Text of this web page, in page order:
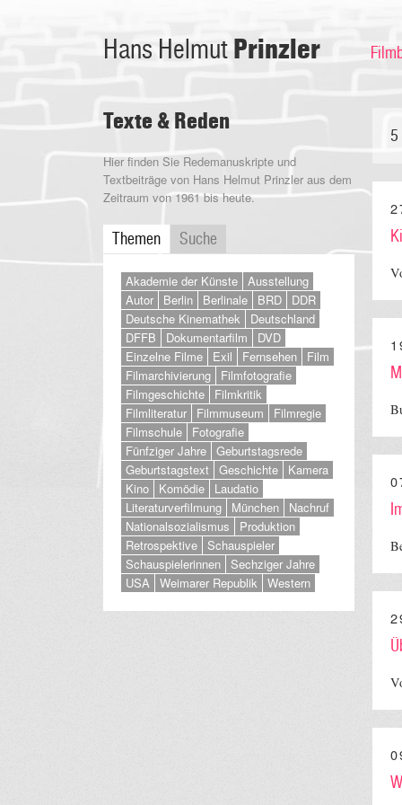
Hans HelmutPrinzler
Texte & Reden
Hier finden Sie Redemanuskripte und
Textbeiträge von Hans Helmut Prinzler aus dem
Zeitraum von 1961 bis heute.
Themen Suche
Akademie der Künste Ausstellung
Autor
Berlin Berlinale BRD
DDR
Deutsche Kinemathek
Deutschland
DFFB
Dokumentarfilm
DVD
Einzelne Filme
Exil Fernsehen
Film
Filmarchivierung
Filmfotografie
Filmgeschichte
Filmkritik
Filmliteratur
Filmmuseum
Filmregie
Filmschule
Fotografie
Fünfziger Jahre Geburtstagsrede
Geburtstagstext Geschichte
Kamera
Kino
Komödie
Laudatio
Literaturverfilmung
München
Nachruf
Nationalsozialismus
Produktion
Retrospektive Schauspieler
Schauspielerinnen Sechziger Jahre
USA Weimarer Republik Western
5